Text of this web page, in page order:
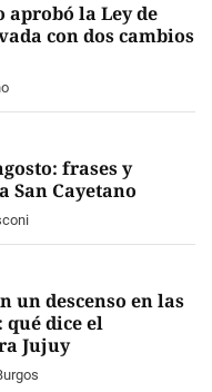
aprobó la Ley de
con dos cambios
frases y
San Cayetano
un descenso en las
dice el
Jujuy